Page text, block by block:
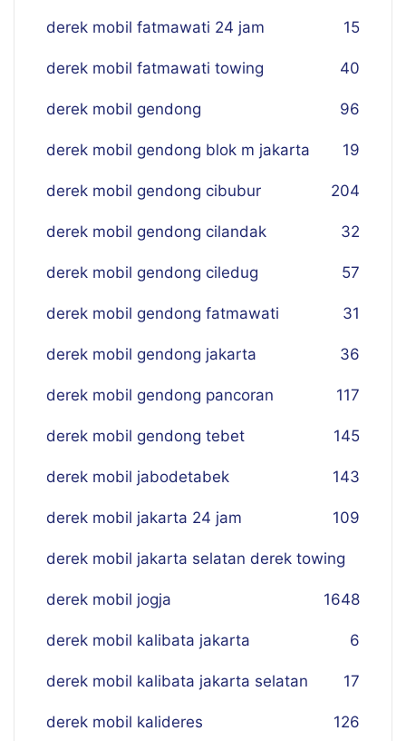
derek mobil fatmawati 24 jam 15
derek mobil fatmawati towing 40
derek mobil gendong 96
derek mobil gendong blok m jakarta 19
derek mobil gendong cibubur 204
derek mobil gendong cilandak 32
derek mobil gendong ciledug 57
derek mobil gendong fatmawati 31
derek mobil gendong jakarta 36
derek mobil gendong pancoran 117
derek mobil gendong tebet 145
derek mobil jabodetabek 143
derek mobil jakarta 24 jam 109
derek mobil jakarta selatan derek towing
48
derek mobil jogja 16
derek mobil kalibata jakarta 6
derek mobil kalibata jakarta selatan 17
derek mobil kalideres 126